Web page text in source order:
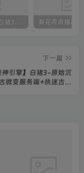
【战神引擎】白猪3-流浪战神3神技8大陆全屏拾取版特色服务端+生肖+转生+秘境+神魔+双端+教程(更新眼神拾取)
下一篇
神引擎】白猪3-原始沉
微变服务端+执迷古镇